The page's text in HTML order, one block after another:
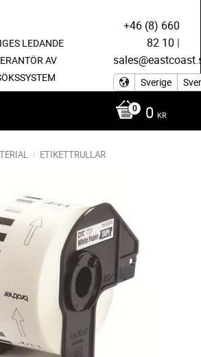
LEDANDE
AV
+46 (8) 660
82 10 |
Sverige
0 KR
ETIKETTRULLAR